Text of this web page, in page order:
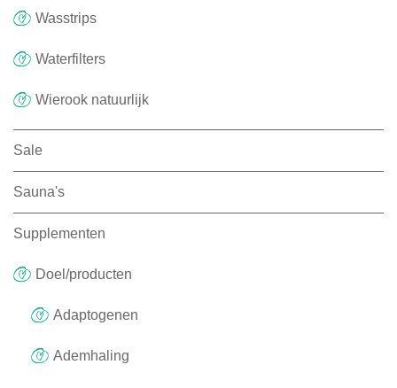
Wasstrips
Waterfilters
Wierook natuurlijk
Sale
Sauna's
Supplementen
Doel/producten
Adaptogenen
Ademhaling